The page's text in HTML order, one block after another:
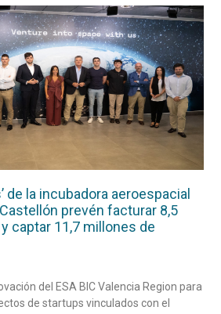
de la incubadora aeroespacial
prevén facturar 8,5
captar 11,7 millones de
del ESA BIC Valencia Region para
de startups vinculados con el